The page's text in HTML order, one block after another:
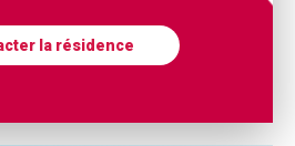
la résidence